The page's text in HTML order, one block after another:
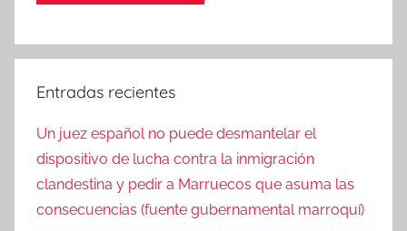
Entradas recientes
Un juez español no puede desmantelar el
dispositivo de lucha contra la inmigración
clandestina y pedir a Marruecos que asuma las
consecuencias (fuente gubernamental marroquí)